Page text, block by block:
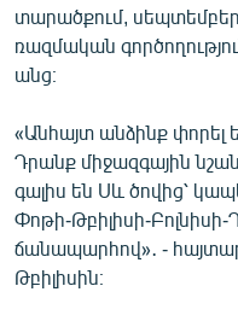
Հայերեն
English
Русский
ՀԵՏԵՎԵՔ ՄԵԶ
տարածքում,
ռազմական
անց։
«Անհայտ անձինք փորել
Դրանք միջազգային
գալիս են Սև ծովից՝
Փոթի-Թբիլիսի-
ճանապարհով»․ -
Թբիլիսին։